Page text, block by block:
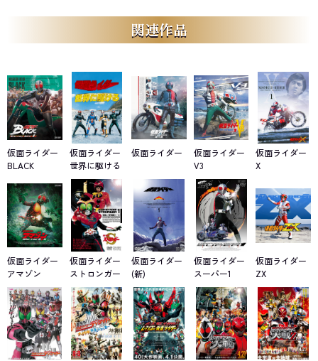
関連作品
仮面ライダー
BLACK
仮面ライダー
世界に駆ける
仮面ライダー
仮面ライダー
V3
仮面ライダー
X
仮面ライダー
アマゾン
仮面ライダー
ストロンガー
仮面ライダー
(新)
仮面ライダー
スーパー1
仮面ライダー
ZX